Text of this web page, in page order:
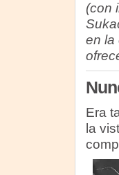
(con
en la
Era
la